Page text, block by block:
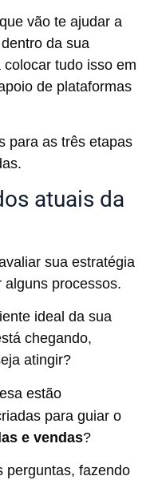
vão te ajudar a
da sua
tudo isso em
de plataformas
para as três etapas
atuais da
sua estratégia
processos.
ideal da sua
chegando,
atingir?
estão
para guiar o
e vendas?
perguntas, fazendo